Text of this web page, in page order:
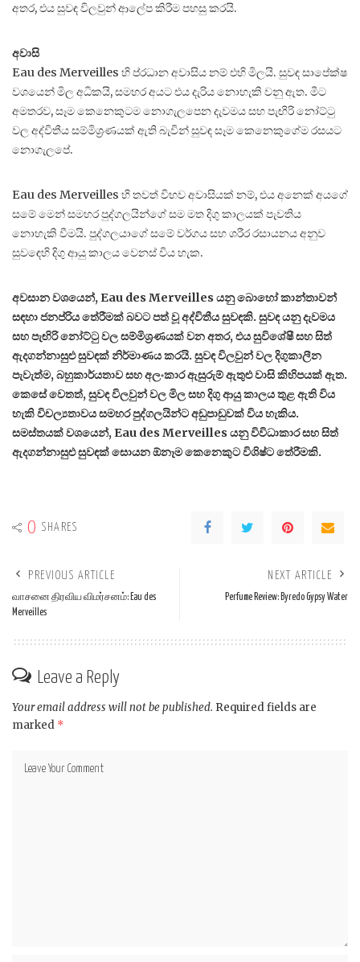
අතර, එය සුවඳ විලවුන් ආලේප කිරීම පහසු කරයි.
අවාසි
Eau des Merveilles හි ප්රධාන අවාසිය නම් එහි මිලයි. සුවඳ සාපේක්ෂ
වශයෙන් මිල අධිකයි, සමහර අයට එය දැරිය නොහැකි වනු ඇත. මීට
අමතරව, සෑම කෙනෙකුටම නොගැලපෙන දැවමය සහ පැඟිරි නෝට්ටු
වල අද්විතීය සම්මිශ්‍රණයක් ඇති බැවින් සුවඳ සෑම කෙනෙකුගේම රසයට
නොගැලපේ.
Eau des Merveilles හි තවත් විභව අවාසියක් නම්, එය අනෙක් අයගේ
සමේ මෙන් සමහර පුද්ගලයින්ගේ සම මත දිගු කාලයක් පැවතිය
නොහැකි වීමයි. පුද්ගලයාගේ සමේ වර්ගය සහ ශරීර රසායනය අනුව
සුවඳෙහි දිගු ආයු කාලය වෙනස් විය හැක.
අවසාන වශයෙන්, Eau des Merveilles යනු බොහෝ කාන්තාවන්
සඳහා ජනප්රිය තේරීමක් බවට පත් වූ අද්විතීය සුවඳකි. සුවඳ යනු දැවමය
සහ පැඟිරි නෝට්ටු වල සම්මිශ්‍රණයක් වන අතර, එය සුවිශේෂී සහ සිත්
ඇදගන්නාසුළු සුවඳක් නිර්මාණය කරයි. සුවඳ විලවුන් වල දිගුකාලීන
පැවැත්ම, බහුකාර්යතාව සහ අලංකාර ඇසුරුම් ඇතුළු වාසි කිහිපයක් ඇත.
කෙසේ වෙතත්, සුවඳ විලවුන් වල මිල සහ දිගු ආයු කාලය තුළ ඇති විය
හැකි විචල්‍යතාවය සමහර පුද්ගලයින්ට අඩුපාඩුවක් විය හැකිය.
සමස්තයක් වශයෙන්, Eau des Merveilles යනු විවිධාකාර සහ සිත්
ඇදගන්නාසුළු සුවඳක් සොයන ඕනෑම කෙනෙකුට විශිෂ්ට තේරීමකි.
0 SHARES
PREVIOUS ARTICLE
வாசனை திரவிய விமர்சனம்: Eau des
Merveilles
NEXT ARTICLE
Perfume Review: Byredo Gypsy Water
Leave a Reply
Your email address will not be published. Required fields are
marked *